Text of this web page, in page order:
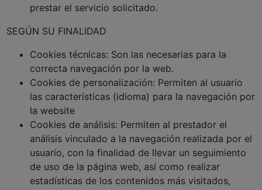
prestar el servicio solicitado.
SEGÚN SU FINALIDAD
Cookies técnicas: Son las necesarias para la
correcta navegación por la web.
Cookies de personalización: Permiten al usuario
las características (idioma) para la navegación por
la website
Cookies de análisis: Permiten al prestador el
análisis vinculado a la navegación realizada por el
usuario, con la finalidad de llevar un seguimiento
de uso de la página web, así como realizar
estadísticas de los contenidos más visitados,